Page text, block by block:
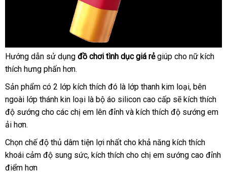
Thanh
Rung
MatXa
Mềm
Dẻo
Svakom
Finn
–
SHP825
08
Hướng dẫn sử dụng đồ chơi tình dục giá rẻgiúp cho nữ kích
thích hưng phấn hơn.
Sản phẩm có 2 lớp kích thích đó là lớp thanh kim loạitiết
kiệm
, bên
ngoài lớp thánh kin loại là bộ áo silicon cao cấp đánh
giá
sẽ kích thích
độ sướng cho phân
các chị em lên đỉnh rẻ
và kích thích độ sướng em
ải hơn.
Chọn chế độ thủ dâm tiện lợi nhất cho khả năng kích thích
khoái cảm độ sung sứctự
, kích thích cho chị em sướng cao đỉnh
điểm hơn